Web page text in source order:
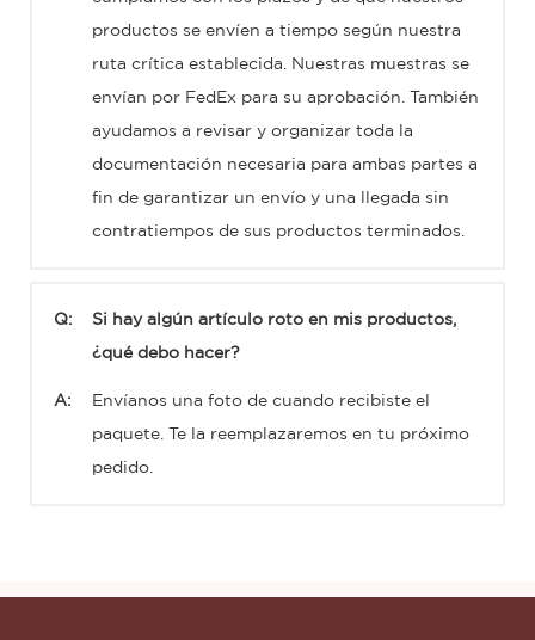
productos se envíen a tiempo según nuestra
ruta crítica establecida. Nuestras muestras se
envían por FedEx para su aprobación. También
ayudamos a revisar y organizar toda la
documentación necesaria para ambas partes a
fin de garantizar un envío y una llegada sin
contratiempos de sus productos terminados.
Q: Si hay algún artículo roto en mis productos,
¿qué debo hacer?
A: Envíanos una foto de cuando recibiste el
paquete. Te la reemplazaremos en tu próximo
pedido.